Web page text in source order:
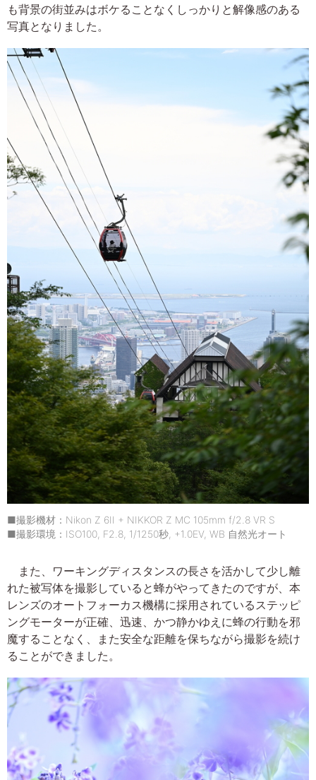
も背景の街並みはボケることなくしっかりと解像感のある
写真となりました。
■撮影機材：Nikon Z 6II + NIKKOR Z MC 105mm f/2.8 VR S
■撮影環境：ISO100, F2.8, 1/1250秒, +1.0EV, WB 自然光オート
また、ワーキングディスタンスの長さを活かして少し離
れた被写体を撮影していると蜂がやってきたのですが、本
レンズのオートフォーカス機構に採用されているステッピ
ングモーターが正確、迅速、かつ静かゆえに蜂の行動を邪
魔することなく、また安全な距離を保ちながら撮影を続け
ることができました。